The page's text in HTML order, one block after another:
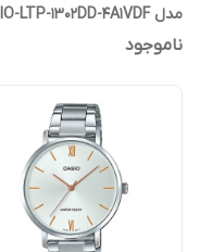
مدل CASIO-LTP-1302DD-4A1VDF
ناموجود